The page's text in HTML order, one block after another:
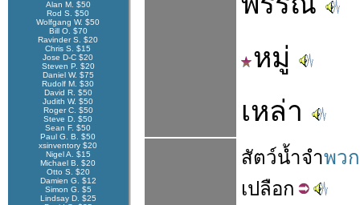
Alan M. $50
Rod S. $50
Wolfgang W. $50
Bill O. $70
Ravinder S. $20
Chris S. $15
Jose D-C $20
Steven P. $20
Daniel W. $75
Rudolf M. $30
David R. $50
Judith W. $50
Roger C. $50
Steve D. $50
Sean F. $50
Paul G. B. $50
xsinventory $20
Nigel A. $15
Michael B. $20
Otto S. $20
Damien G. $12
Simon G. $5
Lindsay D. $25
หมู่
เหล่า
สัตว์น้ำจำพวก
เปลือก